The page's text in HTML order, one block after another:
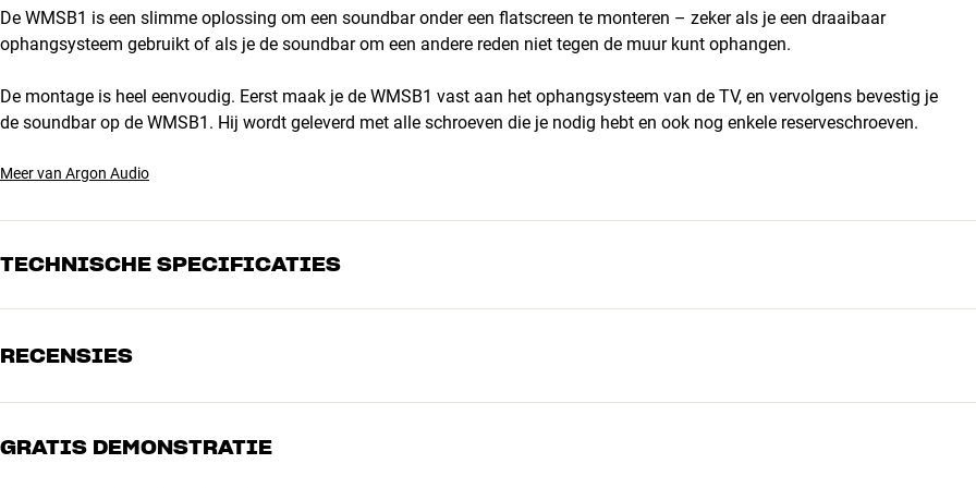
De WMSB1 is een slimme oplossing om een soundbar onder een flatscreen te monteren – zeker als je een draaibaar
ophangsysteem gebruikt of als je de soundbar om een andere reden niet tegen de muur kunt ophangen.
De montage is heel eenvoudig. Eerst maak je de WMSB1 vast aan het ophangsysteem van de TV, en vervolgens bevestig je
de soundbar op de WMSB1. Hij wordt geleverd met alle schroeven die je nodig hebt en ook nog enkele reserveschroeven.
Meer van Argon Audio
TECHNISCHE SPECIFICATIES
PRESTATIES
AFMETINGEN EN DESIGN
RECENSIES
5
GRATIS DEMONSTRATIE